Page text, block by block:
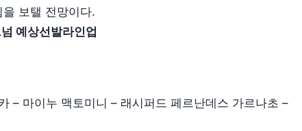
보탤 전망이다.
예상선발라인업
– 마이누 맥토미니 – 래시퍼드 페르난데스 가르나초 –